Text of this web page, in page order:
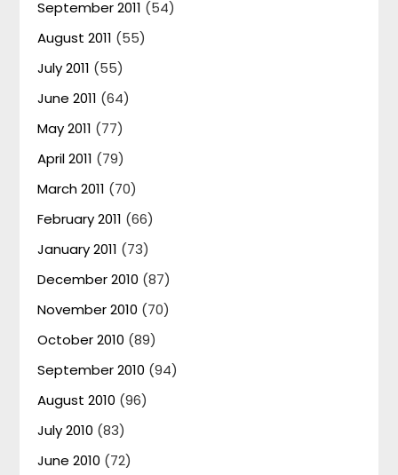
September 2011 (54)
August 2011 (55)
July 2011 (55)
June 2011 (64)
May 2011 (77)
April 2011 (79)
March 2011 (70)
February 2011 (66)
January 2011 (73)
December 2010 (87)
November 2010 (70)
October 2010 (89)
September 2010 (94)
August 2010 (96)
July 2010 (83)
June 2010 (72)